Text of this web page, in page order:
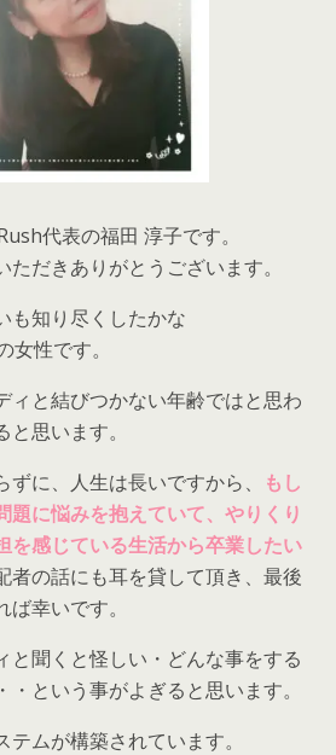
代表の福田 淳子です。
だきありがとうございます。
も知り尽くしたかな
女性です。
ィと結びつかない年齢ではと思わ
思います。
に、人生は長いですから、
もし
題に悩みを抱えていて、やりくり
を感じている生活から卒業したい
者の話にも耳を貸して頂き、最後
幸いです。
と聞くと怪しい・どんな事をする
という事がよぎると思います。
ムが構築されています。